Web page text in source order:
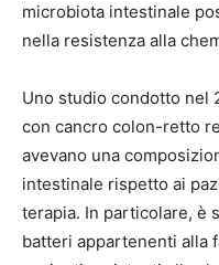
microbiota intestinale
nella resistenza alla
Uno studio condotto nel
con cancro colon-retto
avevano una
intestinale rispetto ai
terapia. In particolare, è
batteri appartenenti alla